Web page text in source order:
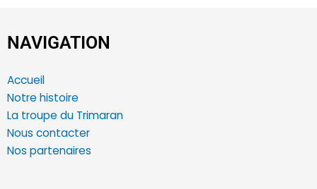
NAVIGATION
Accueil
Notre histoire
La troupe du Trimaran
Nous contacter
Nos partenaires